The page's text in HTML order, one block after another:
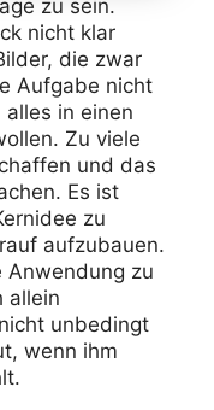
zu sein.
nicht klar
die zwar
Aufgabe nicht
alles in einen
Zu viele
und das
Es ist
zu
aufzubauen.
Anwendung zu
allein
unbedingt
wenn ihm